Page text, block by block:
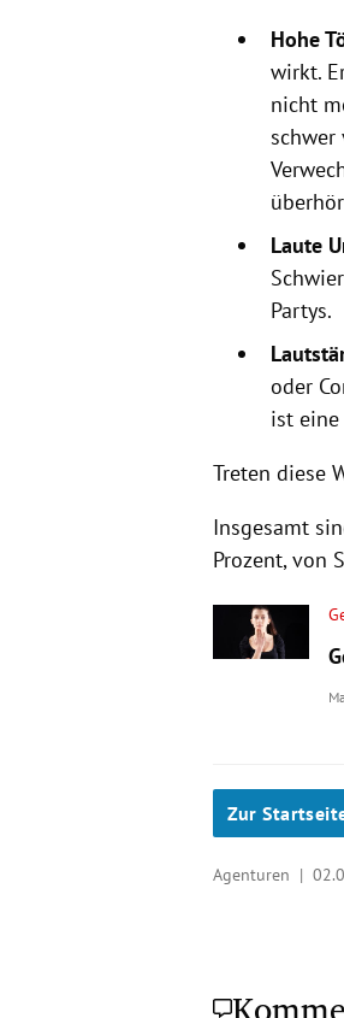
Hohe
wirkt.
nicht
schwer
Laute
Partys.
oder
ist
Treten diese
Insgesamt
Prozent, von
Zur
Agenturen |